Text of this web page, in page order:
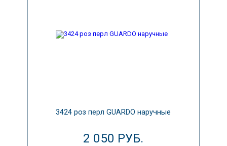
3424 роз перл GUARDO наручные
2 050 РУБ.